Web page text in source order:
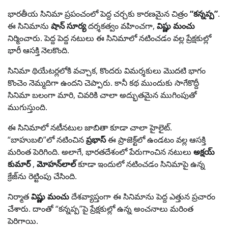
భారతీయ సినిమా ప్రపంచంలో పెద్ద చర్చకు కారణమైన చిత్రం“కన్నప్ప”.
ఈ సినిమాను షాన్ సూర్యదర్శకత్వం వహించగా, విష్ణు మంచు
నిర్మించారు. పెద్ద పెద్ద నటులు ఈ సినిమాలో నటించడం వల్ల ప్రేక్షకుల్లో
భారీ ఆసక్తి నెలకొంది.
సినిమా థియేటర్లలోకి వచ్చాక, కొందరు విమర్శకులు మొదటి భాగం
కొంచెం నెమ్మదిగా ఉందని చెప్పారు. కానీ కథ ముందుకు సాగేకొద్దీ
సినిమా బలంగా మారి, చివరికి చాలా అద్భుతమైన ముగింపుతో
ముగుస్తుంది.
ఈ సినిమాలో నటీనటుల జాబితా కూడా చాలా హైలైట్.
“బాహుబలి”లో నటించినప్రభాస్ఈ ప్రాజెక్ట్‌లో ఉండటం వల్ల ఆసక్తి
మరింత పెరిగింది. అలాగే, భారతదేశంలో పేరుగాంచిన నటులు అక్షయ్
కుమార్, మోహన్‌లాల్కూడా ఇందులో నటించడం సినిమాపై ఉన్న
క్రేజ్‌ను రెట్టింపు చేసింది.
నిర్మాతవిష్ణు మంచుదేశవ్యాప్తంగా ఈ సినిమాను పెద్ద ఎత్తున ప్రచారం
చేశారు. దాంతో “కన్నప్ప”పై ప్రేక్షకుల్లో ఉన్న అంచనాలు మరింత
పెరిగాయి.